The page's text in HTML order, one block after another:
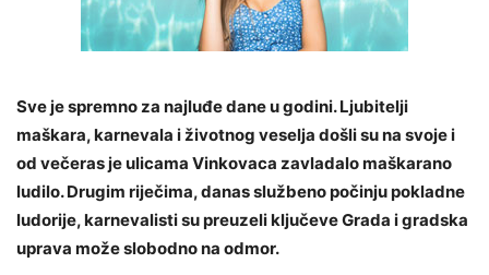
Sve je spremno za najluđe dane u godini. Ljubitelji
maškara, karnevala i životnog veselja došli su na svoje i
od večeras je ulicama Vinkovaca zavladalo maškarano
ludilo. Drugim riječima, danas službeno počinju pokladne
ludorije, karnevalisti su preuzeli ključeve Grada i gradska
uprava može slobodno na odmor.